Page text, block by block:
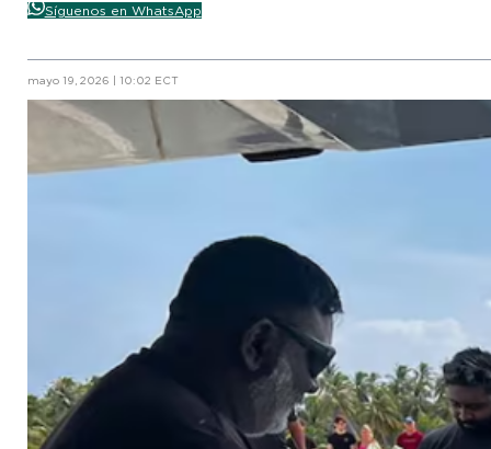
Síguenos en WhatsApp
mayo 19, 2026 | 10:02 ECT